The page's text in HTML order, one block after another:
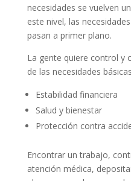
necesidades se vuelven
este nivel, las
pasan a primer plano.
La gente quiere control y
de las necesidades
Estabilidad financiera
Salud y bienestar
Protección contra
Encontrar un trabajo,
atención médica,